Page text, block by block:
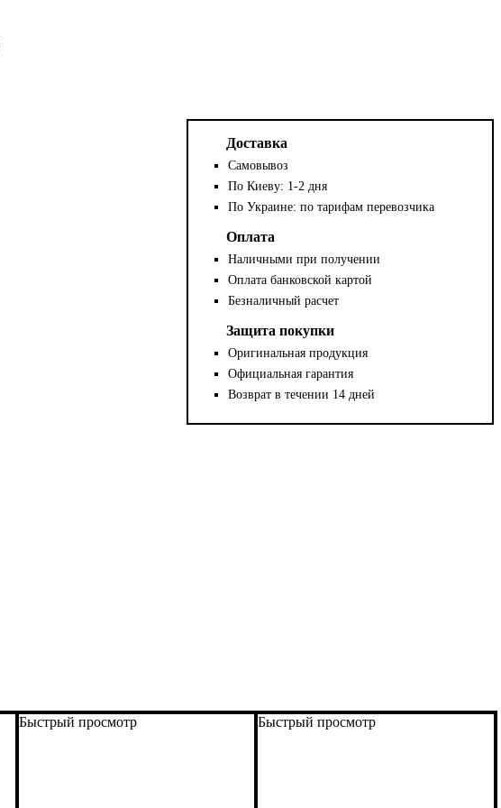
Доставка
Самовывоз
По Киеву: 1-2 дня
По Украине: по тарифам перевозчика
Оплата
Наличными при получении
Оплата банковской картой
Безналичный расчет
Защита покупки
Оригинальная продукция
Официальная гарантия
Возврат в течении 14 дней
Быстрый просмотр Быстрый просмотр